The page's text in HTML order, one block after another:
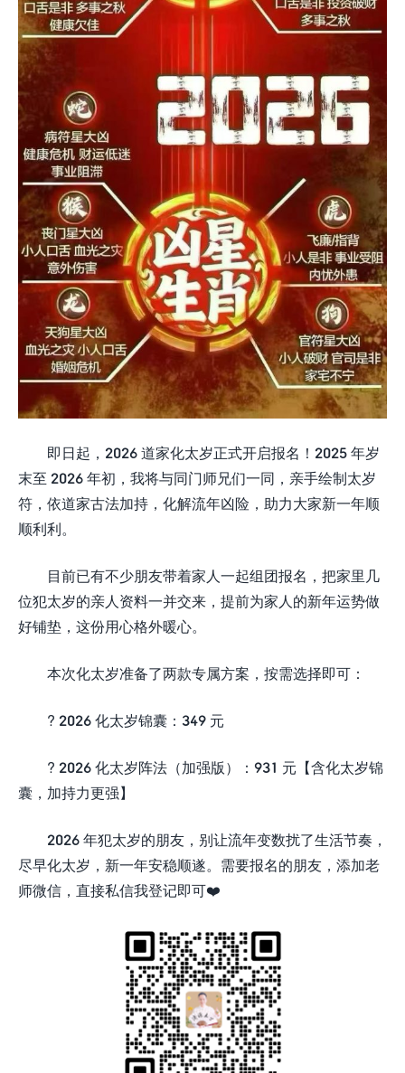
即日起，2026 道家化太岁正式开启报名！2025 年岁
末至 2026 年初，我将与同门师兄们一同，亲手绘制太岁
符，依道家古法加持，化解流年凶险，助力大家新一年顺
顺利利。
目前已有不少朋友带着家人一起组团报名，把家里几
位犯太岁的亲人资料一并交来，提前为家人的新年运势做
好铺垫，这份用心格外暖心。
本次化太岁准备了两款专属方案，按需选择即可：
? 2026 化太岁锦囊：349 元
? 2026 化太岁阵法（加强版）：931 元【含化太岁锦
囊，加持力更强】
2026 年犯太岁的朋友，别让流年变数扰了生活节奏，
尽早化太岁，新一年安稳顺遂。需要报名的朋友，添加老
师微信，直接私信我登记即可❤️